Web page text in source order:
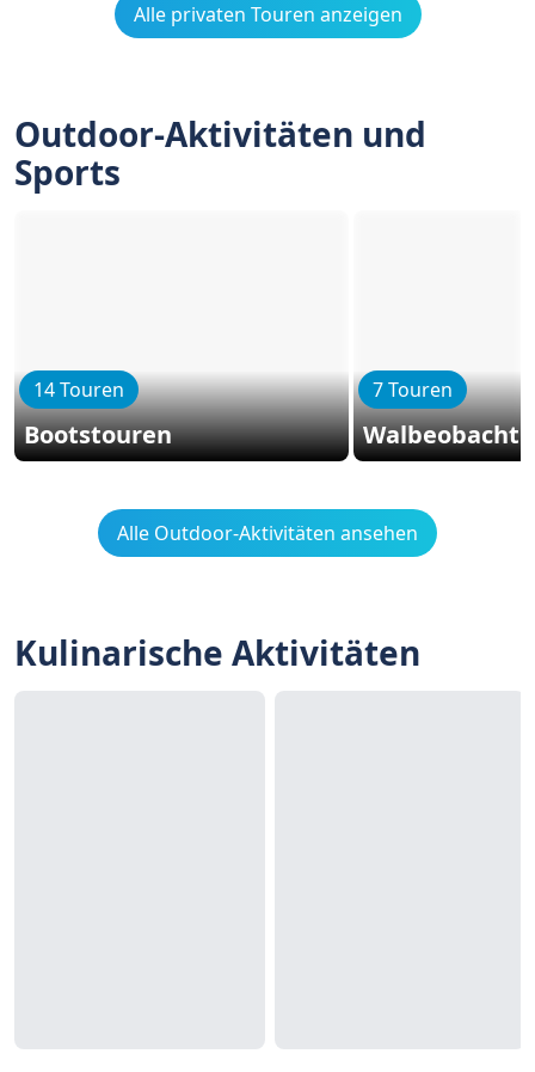
Alle privaten Touren anzeigen
Outdoor-Aktivitäten und
Sports
14 Touren
Bootstouren
7 Touren
Alle Outdoor-Aktivitäten ansehen
Kulinarische Aktivitäten